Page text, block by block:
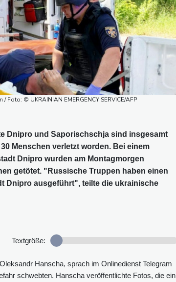
© UKRAINIAN EMERGENCY SERVICE/AFP
Dnipro und Saporischschja sind insgesamt
Menschen verletzt worden. Bei einem
Dnipro wurden am Montagmorgen
getötet. "Russische Truppen haben einen
Dnipro ausgeführt", teilte die ukrainische
Textgröße:
Hanscha, sprach im Onlinedienst Telegram
schwebten. Hanscha veröffentlichte Fotos, die ein